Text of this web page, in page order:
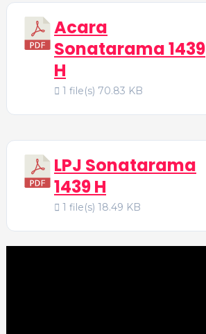
Acara
Sonatarama 1439
H
1 file(s) 70.83 KB
LPJ Sonatarama
1439 H
1 file(s) 18.49 KB